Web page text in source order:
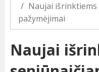
Naujai
pažymėjimai
Naujai